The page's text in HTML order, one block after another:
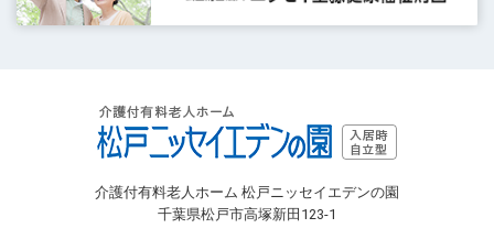
介護付有料老人ホーム 松戸ニッセイエデンの園
千葉県松戸市高塚新田123-1